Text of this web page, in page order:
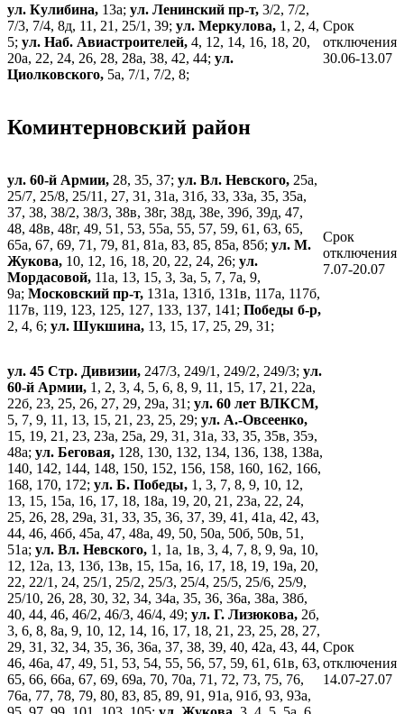
ул. Кулибина, 13а; ул. Ленинский пр-т, 3/2, 7/2,
7/3, 7/4, 8д, 11, 21, 25/1, 39; ул. Меркулова, 1, 2, 4,
5; ул. Наб. Авиастроителей, 4, 12, 14, 16, 18, 20,
20а, 22, 24, 26, 28, 28а, 38, 42, 44; ул.
Циолковского, 5а, 7/1, 7/2, 8;
Срок
отключения
30.06-13.07
Коминтерновский район
ул. 60-й Армии, 28, 35, 37; ул. Вл. Невского, 25а,
25/7, 25/8, 25/11, 27, 31, 31а, 31б, 33, 33а, 35, 35а,
37, 38, 38/2, 38/3, 38в, 38г, 38д, 38е, 39б, 39д, 47,
48, 48в, 48г, 49, 51, 53, 55а, 55, 57, 59, 61, 63, 65,
65а, 67, 69, 71, 79, 81, 81а, 83, 85, 85а, 85б; ул. М.
Жукова, 10, 12, 16, 18, 20, 22, 24, 26; ул.
Мордасовой, 11а, 13, 15, 3, 3а, 5, 7, 7а, 9,
9а; Московский пр-т, 131а, 131б, 131в, 117а, 117б,
117в, 119, 123, 125, 127, 133, 137, 141; Победы б-р,
2, 4, 6; ул. Шукшина, 13, 15, 17, 25, 29, 31;
Срок
отключения
7.07-20.07
ул. 45 Стр. Дивизии, 247/3, 249/1, 249/2, 249/3; ул.
60-й Армии, 1, 2, 3, 4, 5, 6, 8, 9, 11, 15, 17, 21, 22а,
22б, 23, 25, 26, 27, 29, 29а, 31; ул. 60 лет ВЛКСМ,
5, 7, 9, 11, 13, 15, 21, 23, 25, 29; ул. А.-Овсеенко,
15, 19, 21, 23, 23а, 25а, 29, 31, 31а, 33, 35, 35в, 35э,
48а; ул. Беговая, 128, 130, 132, 134, 136, 138, 138а,
140, 142, 144, 148, 150, 152, 156, 158, 160, 162, 166,
168, 170, 172; ул. Б. Победы, 1, 3, 7, 8, 9, 10, 12,
13, 15, 15а, 16, 17, 18, 18а, 19, 20, 21, 23а, 22, 24,
25, 26, 28, 29а, 31, 33, 35, 36, 37, 39, 41, 41а, 42, 43,
44, 46, 46б, 45а, 47, 48а, 49, 50, 50а, 50б, 50в, 51,
51а; ул. Вл. Невского, 1, 1а, 1в, 3, 4, 7, 8, 9, 9а, 10,
12, 12а, 13, 13б, 13в, 15, 15а, 16, 17, 18, 19, 19а, 20,
22, 22/1, 24, 25/1, 25/2, 25/3, 25/4, 25/5, 25/6, 25/9,
25/10, 26, 28, 30, 32, 34, 34а, 35, 36, 36а, 38а, 38б,
40, 44, 46, 46/2, 46/3, 46/4, 49; ул. Г. Лизюкова, 2б,
3, 6, 8, 8а, 9, 10, 12, 14, 16, 17, 18, 21, 23, 25, 28, 27,
29, 31, 32, 34, 35, 36, 36а, 37, 38, 39, 40, 42а, 43, 44,
46, 46а, 47, 49, 51, 53, 54, 55, 56, 57, 59, 61, 61в, 63,
65, 66, 66а, 67, 69, 69а, 70, 70а, 71, 72, 73, 75, 76,
76а, 77, 78, 79, 80, 83, 85, 89, 91, 91а, 91б, 93, 93а,
Срок
отключения
14.07-27.07